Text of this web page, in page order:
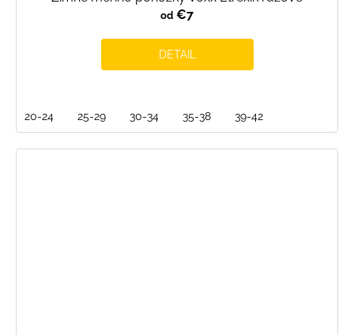
od €7
DETAIL
20-24 25-29 30-34 35-38 39-42